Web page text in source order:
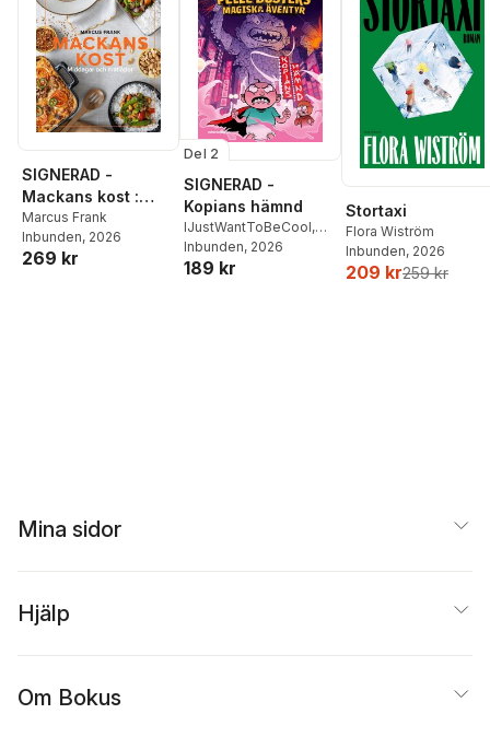
SIGNERAD -
Mackans kost :
Middagar och
matlådor
Marcus Frank
Inbunden, 2026
269 kr
Del 2
SIGNERAD -
Kopians hämnd
IJustWantToBeCool,
Joel Adolphson
Ejdemo Beer
Inbunden, 2026
189 kr
Stortaxi
Flora Wiström
Inbunden, 2026
209 kr259 kr
Mina sidor
Hjälp
Om Bokus